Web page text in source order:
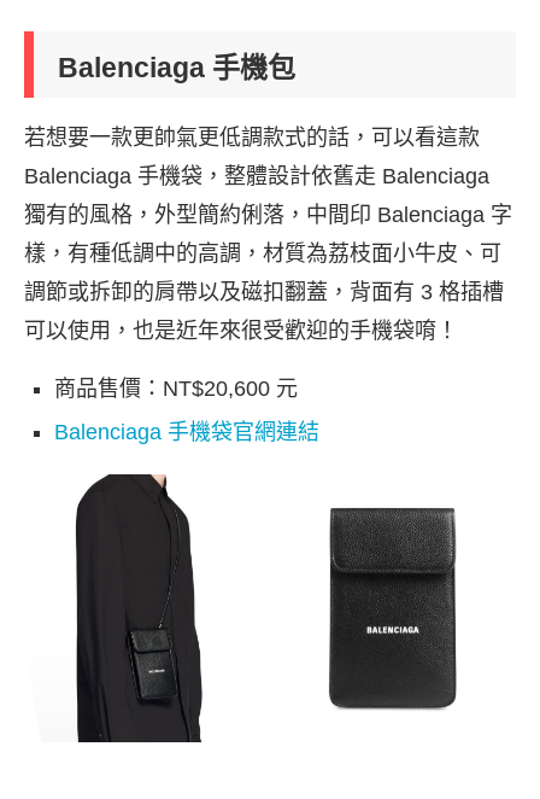
Balenciaga 手機包
若想要一款更帥氣更低調款式的話，可以看這款
Balenciaga 手機袋，整體設計依舊走 Balenciaga
獨有的風格，外型簡約俐落，中間印 Balenciaga 字
樣，有種低調中的高調，材質為荔枝面小牛皮、可
調節或拆卸的肩帶以及磁扣翻蓋，背面有 3 格插槽
可以使用，也是近年來很受歡迎的手機袋唷！
商品售價：NT$20,600 元
Balenciaga 手機袋官網連結